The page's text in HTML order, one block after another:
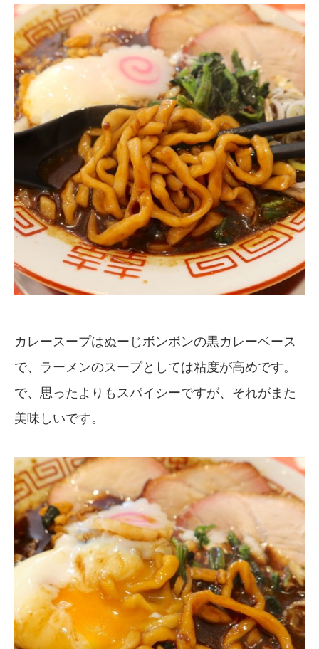
カレースープはぬーじボンボンの黒カレーベース
で、ラーメンのスープとしては粘度が高めです。
で、思ったよりもスパイシーですが、それがまた
美味しいです。